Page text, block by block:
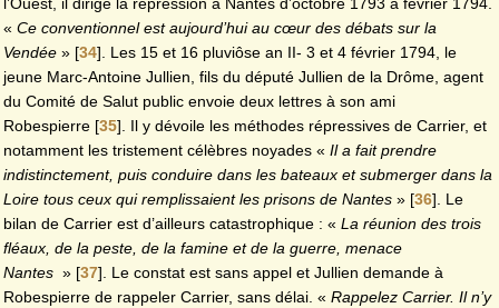
l’Ouest, il dirige la répression à Nantes d’octobre 1793 à février 1794.
« Ce conventionnel est aujourd’hui au cœur des débats sur la
Vendée » [34]. Les 15 et 16 pluviôse an II- 3 et 4 février 1794, le
jeune Marc-Antoine Jullien, fils du député Jullien de la Drôme, agent
du Comité de Salut public envoie deux lettres à son ami
Robespierre [35]. Il y dévoile les méthodes répressives de Carrier, et
notamment les tristement célèbres noyades « Il a fait prendre
indistinctement, puis conduire dans les bateaux et submerger dans la
Loire tous ceux qui remplissaient les prisons de Nantes » [36]. Le
bilan de Carrier est d’ailleurs catastrophique : « La réunion des trois
fléaux, de la peste, de la famine et de la guerre, menace
Nantes » [37]. Le constat est sans appel et Jullien demande à
Robespierre de rappeler Carrier, sans délai. « Rappelez Carrier. Il n’y